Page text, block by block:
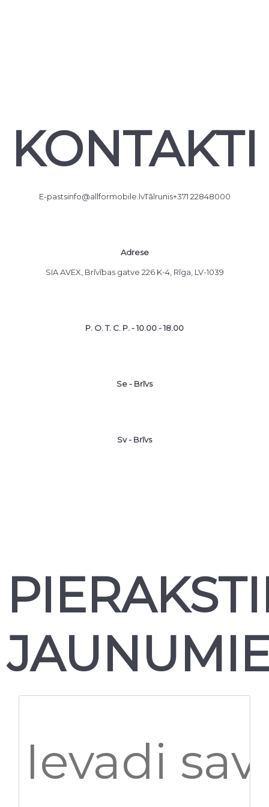
KONTAKTI
E-pastsinfo@allformobile.lvTālrunis+371 22848000
Adrese
SIA AVEX, Brīvības gatve 226 K-4, Rīga, LV-1039
P. O. T. C. P. - 10.00 - 18.00
Se - Brīvs
Sv - Brīvs